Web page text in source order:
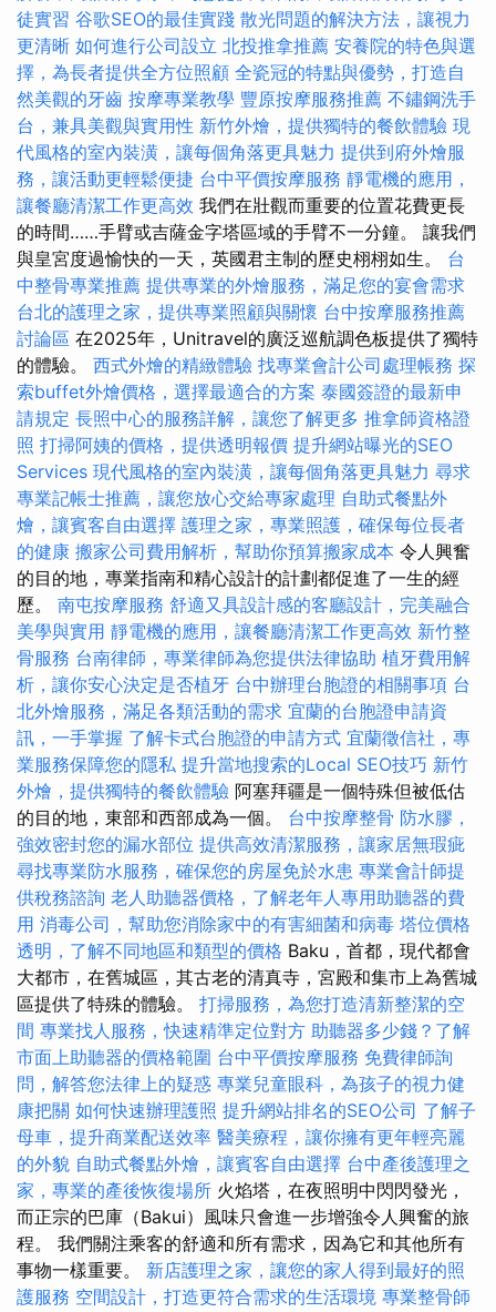
徒實習 谷歌SEO的最佳實踐 散光問題的解決方法，讓視力
更清晰 如何進行公司設立 北投推拿推薦 安養院的特色與選
擇，為長者提供全方位照顧 全瓷冠的特點與優勢，打造自
然美觀的牙齒 按摩專業教學 豐原按摩服務推薦 不鏽鋼洗手
台，兼具美觀與實用性 新竹外燴，提供獨特的餐飲體驗 現
代風格的室內裝潢，讓每個角落更具魅力 提供到府外燴服
務，讓活動更輕鬆便捷 台中平價按摩服務 靜電機的應用，
讓餐廳清潔工作更高效 我們在壯觀而重要的位置花費更長
的時間……手臂或吉薩金字塔區域的手臂不一分鐘。 讓我們
與皇宮度過愉快的一天，英國君主制的歷史栩栩如生。 台
中整骨專業推薦 提供專業的外燴服務，滿足您的宴會需求
台北的護理之家，提供專業照顧與關懷 台中按摩服務推薦
討論區 在2025年，Unitravel的廣泛巡航調色板提供了獨特
的體驗。 西式外燴的精緻體驗 找專業會計公司處理帳務 探
索buffet外燴價格，選擇最適合的方案 泰國簽證的最新申
請規定 長照中心的服務詳解，讓您了解更多 推拿師資格證
照 打掃阿姨的價格，提供透明報價 提升網站曝光的SEO
Services 現代風格的室內裝潢，讓每個角落更具魅力 尋求
專業記帳士推薦，讓您放心交給專家處理 自助式餐點外
燴，讓賓客自由選擇 護理之家，專業照護，確保每位長者
的健康 搬家公司費用解析，幫助你預算搬家成本 令人興奮
的目的地，專業指南和精心設計的計劃都促進了一生的經
歷。 南屯按摩服務 舒適又具設計感的客廳設計，完美融合
美學與實用 靜電機的應用，讓餐廳清潔工作更高效 新竹整
骨服務 台南律師，專業律師為您提供法律協助 植牙費用解
析，讓你安心決定是否植牙 台中辦理台胞證的相關事項 台
北外燴服務，滿足各類活動的需求 宜蘭的台胞證申請資
訊，一手掌握 了解卡式台胞證的申請方式 宜蘭徵信社，專
業服務保障您的隱私 提升當地搜索的Local SEO技巧 新竹
外燴，提供獨特的餐飲體驗 阿塞拜疆是一個特殊但被低估
的目的地，東部和西部成為一個。 台中按摩整骨 防水膠，
強效密封您的漏水部位 提供高效清潔服務，讓家居無瑕疵
尋找專業防水服務，確保您的房屋免於水患 專業會計師提
供稅務諮詢 老人助聽器價格，了解老年人專用助聽器的費
用 消毒公司，幫助您消除家中的有害細菌和病毒 塔位價格
透明，了解不同地區和類型的價格 Baku，首都，現代都會
大都市，在舊城區，其古老的清真寺，宮殿和集市上為舊城
區提供了特殊的體驗。 打掃服務，為您打造清新整潔的空
間 專業找人服務，快速精準定位對方 助聽器多少錢？了解
市面上助聽器的價格範圍 台中平價按摩服務 免費律師詢
問，解答您法律上的疑惑 專業兒童眼科，為孩子的視力健
康把關 如何快速辦理護照 提升網站排名的SEO公司 了解子
母車，提升商業配送效率 醫美療程，讓你擁有更年輕亮麗
的外貌 自助式餐點外燴，讓賓客自由選擇 台中產後護理之
家，專業的產後恢復場所 火焰塔，在夜照明中閃閃發光，
而正宗的巴庫（Bakui）風味只會進一步增強令人興奮的旅
程。 我們關注乘客的舒適和所有需求，因為它和其他所有
事物一樣重要。 新店護理之家，讓您的家人得到最好的照
護服務 空間設計，打造更符合需求的生活環境 專業整骨師